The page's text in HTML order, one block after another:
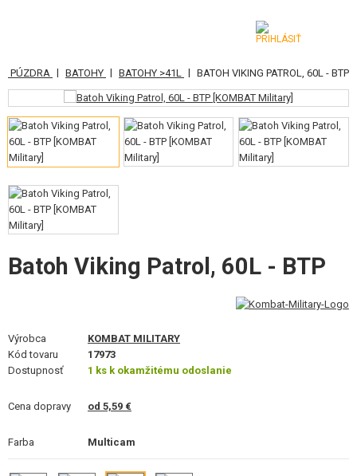
KATEGÓRIE
AIRSOFTOVÉ ZBRANE
VZDUCHOVÉ ZBRANE, PRAKY
GRANÁTOMETY, GRANÁTY
GULIČKY, PLYN
AKUMULÁTORY, NABÍJAČKY
VÝSTROJ, UNIFORMY, PÚZDRA
MASKOVANIE, FARBY, PÁSKY
VYSIELAČKY, HEADSETY, KAMERY
PÚZDRA | BATOHY | BATOHY >41L | BATOH VIKING PATROL, 60L - BTP
Batoh Viking Patrol, 60L - BTP
Výrobca
KOMBAT MILITARY
Kód tovaru
17973
Dostupnosť
1 ks k okamžitému odoslanie
Cena dopravy od 5,59 €
Farba Multicam